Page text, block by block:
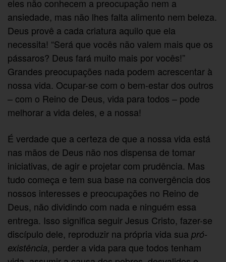
eles não conhecem a preocupação nem a
ansiedade, mas não lhes falta alimento nem beleza.
Deus provê a cada criatura aquilo que ela
necessita! “Será que vocês não valem mais que os
pássaros? Deus fará muito mais por vocês!”
Grandes preocupações nada podem acrescentar à
nossa vida. Ocupar-se com o bem-estar dos outros
– com o Reino de Deus, vida para todos – pode
melhorar a vida deles, e a nossa!
É verdade que a certeza de que a nossa vida está
nas mãos de Deus não nos dispensa de tomar
iniciativas, de agir e projetar com prudência. Mas
tudo começa e tem sua base na convergência dos
nossos interesses e preocupações no Reino de
Deus, não dividindo com nada e ninguém essa
entrega. Isso significa seguir Jesus Cristo, fazer-se
discípulo dele, reproduzir na própria vida suapró-
existência, perder a vida para que todos tenham